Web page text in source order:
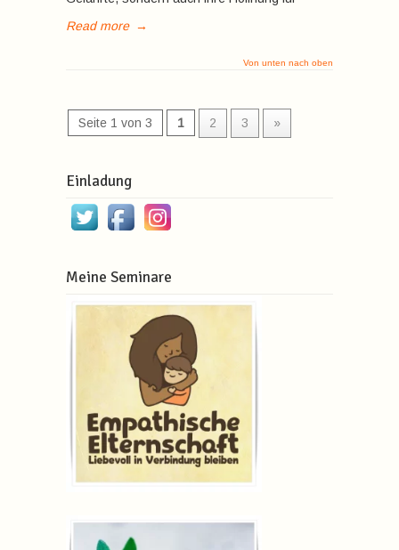
Read more →
Von unten nach oben
Seite 1 von 3 1 2 3 »
Einladung
Meine Seminare